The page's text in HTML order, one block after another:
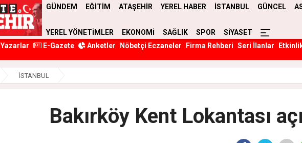
GÜNDEM EĞİTİM ATAŞEHİR YEREL HABER İSTANBUL GÜNCEL
YEREL YÖNETİMLER EKONOMİ SAĞLIK SPOR
SİYASET
Yazarlar E-Gazete Anketler Nöbetçi Eczaneler Firma Rehberi Seri İlanlar
İSTANBUL
Bakırköy Kent Lokantası